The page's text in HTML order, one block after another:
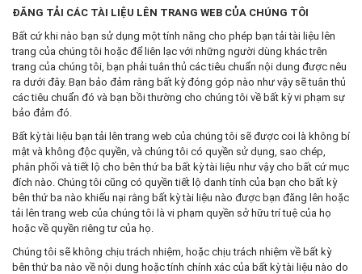
ĐĂNG TẢI CÁC TÀI LIỆU LÊN TRANG WEB CỦA CHÚNG TÔI
Bất cứ khi nào bạn sử dụng một tính năng cho phép bạn tải tài liệu lên
trang của chúng tôi hoặc để liên lạc với những người dùng khác trên
trang của chúng tôi, bạn phải tuân thủ các tiêu chuẩn nội dung được nêu
ra dưới đây. Bạn bảo đảm rằng bất kỳ đóng góp nào như vậy sẽ tuân thủ
các tiêu chuẩn đó và bạn bồi thường cho chúng tôi về bất kỳ vi phạm sự
bảo đảm đó.
Bất kỳ tài liệu bạn tải lên trang web của chúng tôi sẽ được coi là không bí
mật và không độc quyền, và chúng tôi có quyền sử dụng, sao chép,
phân phối và tiết lộ cho bên thứ ba bất kỳ tài liệu như vậy cho bất cứ mục
đích nào. Chúng tôi cũng có quyền tiết lộ danh tính của bạn cho bất kỳ
bên thứ ba nào khiếu nại rằng bất kỳ tài liệu nào được bạn đăng lên hoặc
tải lên trang web của chúng tôi là vi phạm quyền sở hữu trí tuệ của họ
hoặc về quyền riêng tư của họ.
Chúng tôi sẽ không chịu trách nhiệm, hoặc chịu trách nhiệm về bất kỳ
bên thứ ba nào về nội dung hoặc tính chính xác của bất kỳ tài liệu nào do